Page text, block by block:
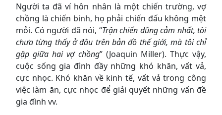
Người ta đã ví hôn nhân là một chiến trường, vợ
chồng là chiến binh, họ phải chiến đấu không mệt
mỏi. Có người đã nói, “Trận chiến dũng cảm nhất, tôi
chưa từng thấy ở đâu trên bản đồ thế giới, mà tôi chỉ
gặp giữa hai vợ chồng” (Joaquin Miller). Thực vậy,
cuộc sống gia đình đầy những khó khăn, vất vả,
cực nhọc. Khó khăn về kinh tế, vất vả trong công
việc làm ăn, cực nhọc để giải quyết những vấn đề
gia đình vv.